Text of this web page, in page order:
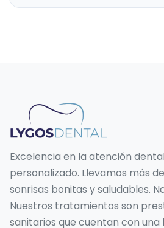
Excelencia en la atención
personalizado. Llevamos más
sonrisas bonitas y saludables.
Nuestros tratamientos son
sanitarios que cuentan con